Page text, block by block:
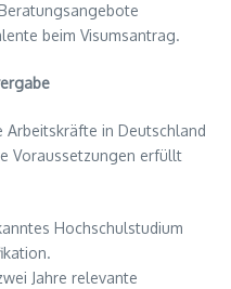
beim Visumsantrag.
Arbeitskräfte in Deutschland
Voraussetzungen erfüllt
Hochschulstudium
Jahre relevante